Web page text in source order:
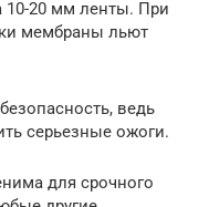
20 мм ленты. При
мембраны льют
ведь
серьезные ожоги.
для срочного